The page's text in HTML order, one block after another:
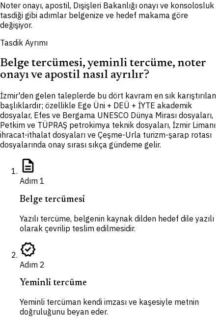
Noter onayı, apostil, Dışişleri Bakanlığı onayı ve konsolosluk
tasdiği gibi adımlar belgenize ve hedef makama göre
değişiyor.
Tasdik Ayrımı
Belge tercümesi, yeminli tercüme, noter
onayı ve apostil nasıl ayrılır?
İzmir'den gelen taleplerde bu dört kavram en sık karıştırılan
başlıklardır; özellikle Ege Üni + DEÜ + İYTE akademik
dosyalar, Efes ve Bergama UNESCO Dünya Mirası dosyaları,
Petkim ve TÜPRAŞ petrokimya teknik dosyaları, İzmir Limanı
ihracat-ithalat dosyaları ve Çeşme-Urla turizm-şarap rotası
dosyalarında onay sırası sıkça gündeme gelir.
description
Adım 1
Belge tercümesi
Yazılı tercüme, belgenin kaynak dilden hedef dile yazılı
olarak çevrilip teslim edilmesidir.
verified
Adım 2
Yeminli tercüme
Yeminli tercüman kendi imzası ve kaşesiyle metnin
doğruluğunu beyan eder.